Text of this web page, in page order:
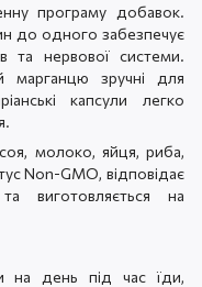
програму добавок.
до одного забезпечує
та нервової системи.
марганцю зручні для
капсули легко
молоко, яйця, риба,
Non-GMO, відповідає
виготовляється на
на день під час їди,